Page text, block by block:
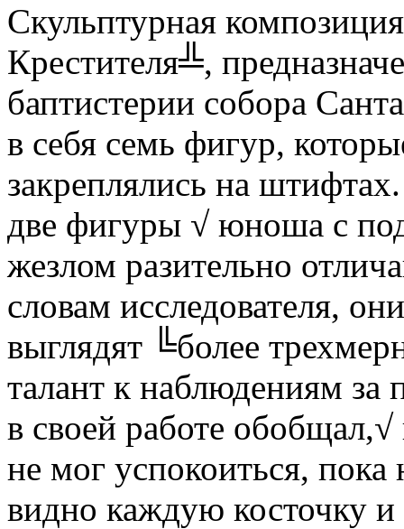
Скульптурная
Крестителя╩,
баптистерии собора
в себя семь фигур,
закреплялись на
две фигуры √ юноша с
жезлом разительно
словам исследователя,
выглядят ╚более
талант к наблюдениям
в своей работе
не мог успокоиться,
видно каждую косточку